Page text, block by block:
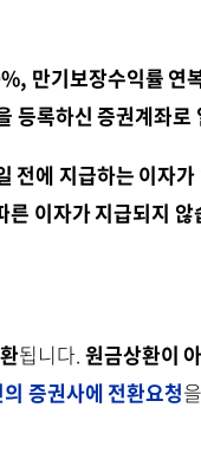
만기보장수익률 연
록하신 증권계좌로
전에 지급하는 이자
른 이자가 지급되지
됩니다. 원금상환이
증권사에 전환요청